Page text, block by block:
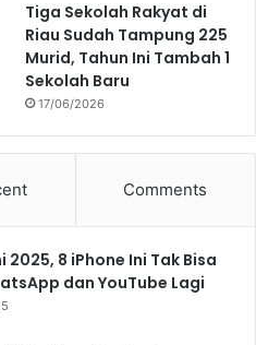
Tiga Sekolah Rakyat di
Riau Sudah Tampung 225
Murid, Tahun Ini Tambah 1
Sekolah Baru
17/06/2026
Comments
2025, 8 iPhone Ini Tak Bisa
dan YouTube Lagi